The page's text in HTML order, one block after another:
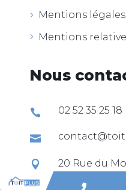
Mentions légales
Mentions
Nous
 02 52 35 25 18


20 Rue du
44360